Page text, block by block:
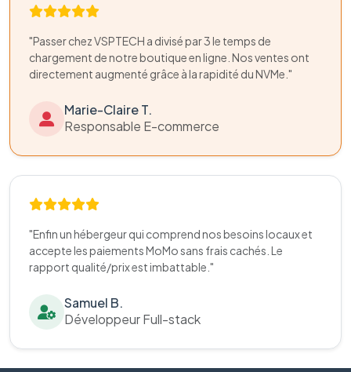
"Passer chez VSPTECH a divisé par 3 le temps de
chargement de notre boutique en ligne. Nos ventes ont
directement augmenté grâce à la rapidité du NVMe."
Marie-Claire T.
Responsable E-commerce
"Enfin un hébergeur qui comprend nos besoins locaux et
accepte les paiements MoMo sans frais cachés. Le
rapport qualité/prix est imbattable."
Samuel B.
Développeur Full-stack